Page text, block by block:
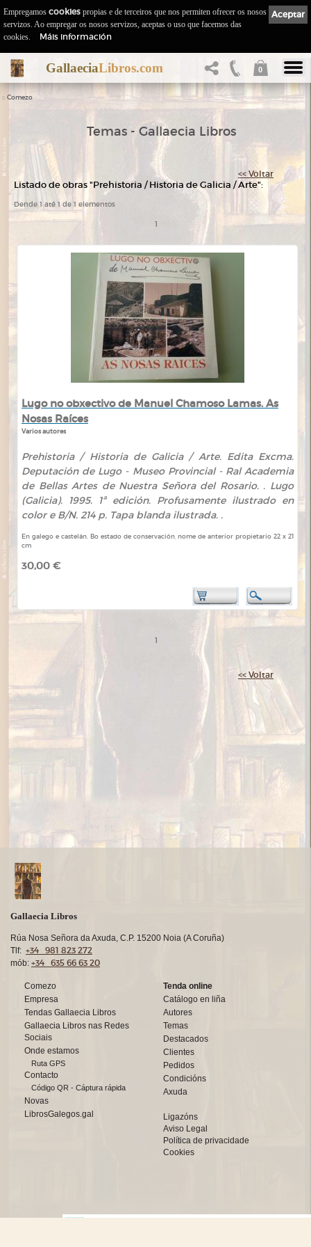
GallaeciaLibros.com 0
:: Comezo
Temas - Gallaecia Libros
<< Voltar
Listado de obras "Prehistoria / Historia de Galicia / Arte":
Dende 1 até 1 de 1 elementos
1
Lugo no obxectivo de Manuel Chamoso Lamas. As
Nosas Raíces
Varios autores
Prehistoria / Historia de Galicia / Arte. Edita Excma.
Deputación de Lugo - Museo Provincial - Ral Academia
de Bellas Artes de Nuestra Señora del Rosario. . Lugo
(Galicia). 1995. 1ª edición. Profusamente ilustrado en
color e B/N. 214 p. Tapa blanda ilustrada. .
En galego e castelán. Bo estado de conservación, nome de anterior propietario 22 x 21
cm
30,00 €
1
<< Voltar
Gallaecia Libros
Rúa Nosa Señora da Axuda, C.P. 15200 Noia (A Coruña)
Tlf: +34 981 823 272
mób: +34 635 66 63 20
Comezo
Empresa
Tendas Gallaecia Libros
Gallaecia Libros nas Redes
Sociais
Onde estamos
Ruta GPS
Contacto
Código QR - Cáptura rápida
Novas
LibrosGalegos.gal
Tenda online
Catálogo en liña
Autores
Temas
Destacados
Clientes
Pedidos
Condicións
Axuda
Ligazóns
Aviso Legal
Política de privacidade
Cookies
Aceptar
Empregamos cookies propias e de terceiros que nos permiten ofrecer os nosos
servizos. Ao empregar os nosos servizos, aceptas o uso que facemos das
cookies.
Máis información